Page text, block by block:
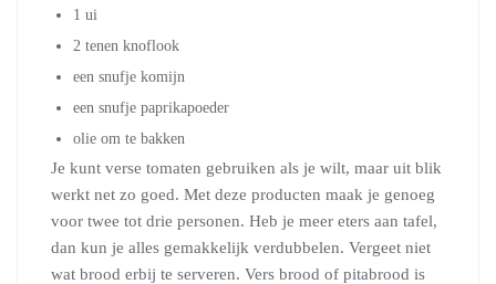
1 ui
2 tenen knoflook
een snufje komijn
een snufje paprikapoeder
olie om te bakken
Je kunt verse tomaten gebruiken als je wilt, maar uit blik
werkt net zo goed. Met deze producten maak je genoeg
voor twee tot drie personen. Heb je meer eters aan tafel,
dan kun je alles gemakkelijk verdubbelen. Vergeet niet
wat brood erbij te serveren. Vers brood of pitabrood is